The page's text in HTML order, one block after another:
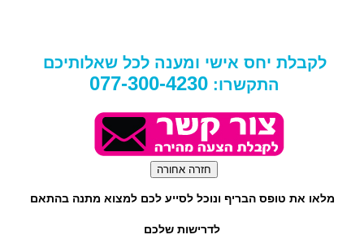
לקבלת יחס אישי ומענה לכל שאלותיכם
התקשרו: 077-300-4230
מלאו את טופס הבריף ונוכל לסייע לכם למצוא מתנה בהתאם
לדרישות שלכם